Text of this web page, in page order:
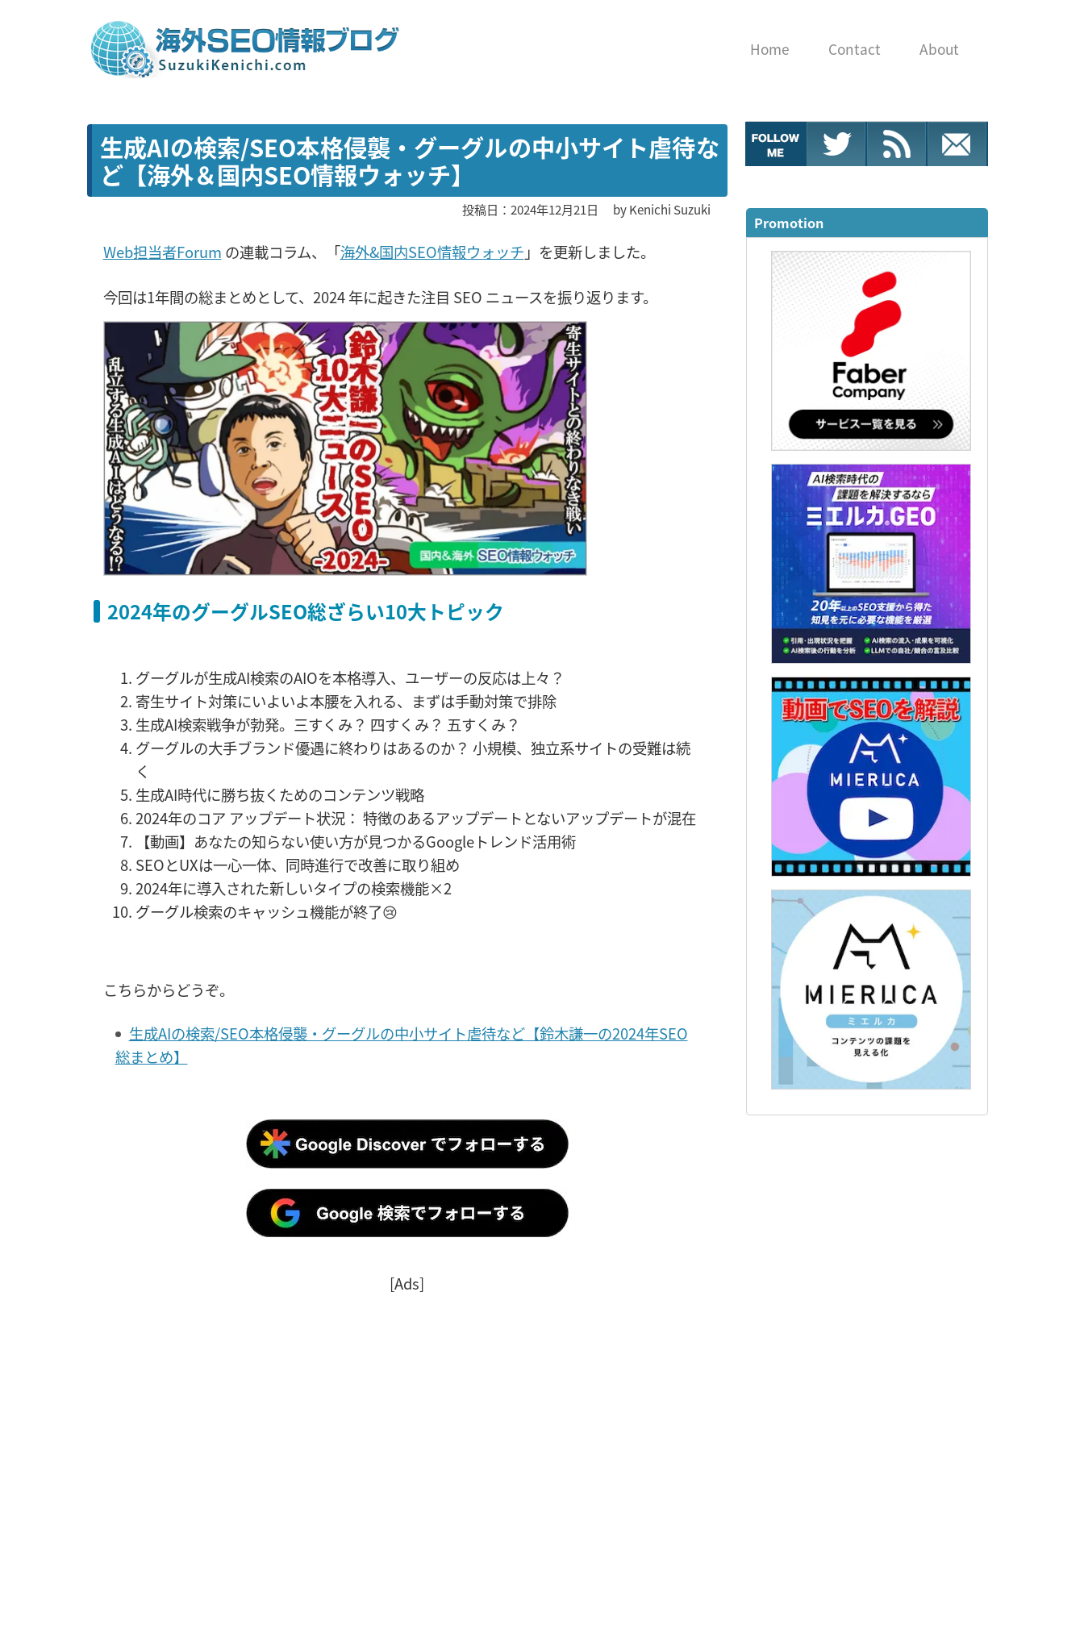
Home Contact About
生成AIの検索/SEO本格侵襲・グーグルの中小サイト虐待な
ど【海外＆国内SEO情報ウォッチ】
投稿日：2024年12月21日 byKenichi Suzuki
Web担当者Forum の連載コラム、「海外&国内SEO情報ウォッチ 」を更新しました。
今回は1年間の総まとめとして、2024 年に起きた注目 SEO ニュースを振り返ります。
2024年のグーグルSEO総ざらい10大トピック
グーグルが生成AI検索のAIOを本格導入、ユーザーの反応は上々？
寄生サイト対策にいよいよ本腰を入れる、まずは手動対策で排除
生成AI検索戦争が勃発。三すくみ？ 四すくみ？ 五すくみ？
グーグルの大手ブランド優遇に終わりはあるのか？ 小規模、独立系サイトの受難は続
く
生成AI時代に勝ち抜くためのコンテンツ戦略
2024年のコア アップデート状況： 特徴のあるアップデートとないアップデートが混在
【動画】あなたの知らない使い方が見つかるGoogleトレンド活用術
SEOとUXは一心一体、同時進行で改善に取り組め
2024年に導入された新しいタイプの検索機能×2
グーグル検索のキャッシュ機能が終了😢
こちらからどうぞ。
生成AIの検索/SEO本格侵襲・グーグルの中小サイト虐待など【鈴木謙一の2024年SEO
総まとめ】
[Ads]
Promotion